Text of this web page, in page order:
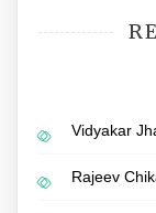
Vidyakar
Rajeev